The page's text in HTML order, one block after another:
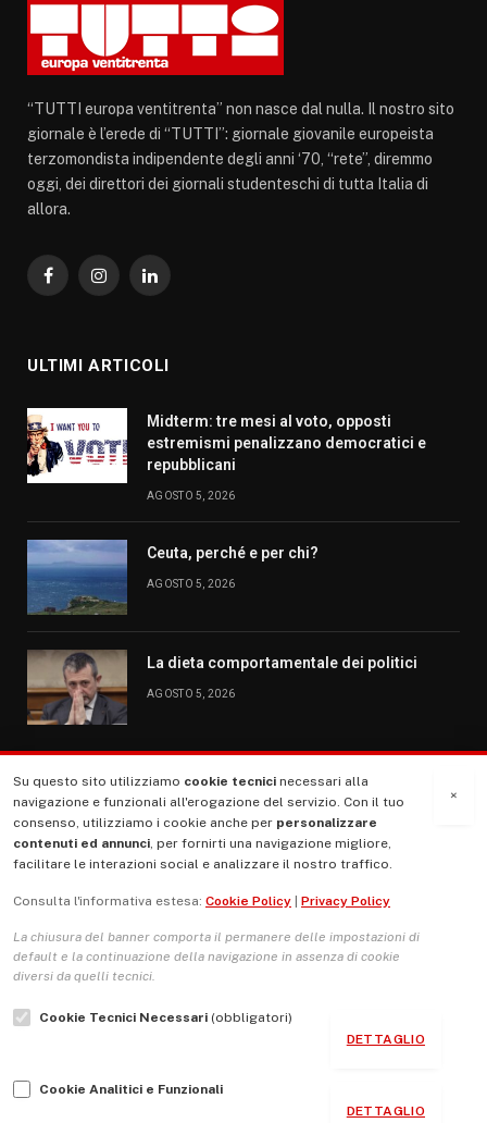
“TUTTI europa ventitrenta” non nasce dal nulla. Il nostro sito
giornale è l’erede di “TUTTI”: giornale giovanile europeista
terzomondista indipendente degli anni ‘70, “rete”, diremmo
oggi, dei direttori dei giornali studenteschi di tutta Italia di
allora.
FacebookInstagramLinkedIn
ULTIMI ARTICOLI
Midterm: tre mesi al voto, opposti
estremismi penalizzano democratici e
repubblicani
AGOSTO 5, 2026
Ceuta, perché e per chi?
AGOSTO 5, 2026
La dieta comportamentale dei politici
AGOSTO 5, 2026
MENU
La Nostra Storia
Le Copertine
L’Associazione
Indirizzo Socio Politico Culturale
Guida per le autrici e gli autori
×
Su questo sito utilizziamo cookie tecnici necessari alla
navigazione e funzionali all'erogazione del servizio. Con il tuo
consenso, utilizziamo i cookie anche per personalizzare
contenuti ed annunci, per fornirti una navigazione migliore,
facilitare le interazioni social e analizzare il nostro traffico.
Consulta l'informativa estesa: Cookie Policy Privacy Policy
La chiusura del banner comporta il permanere delle impostazioni di
default e la continuazione della navigazione in assenza di cookie
diversi da quelli tecnici.
Cookie Tecnici Necessari (obbligatori)
DETTAGLIO
Cookie Analitici e Funzionali
DETTAGLIO